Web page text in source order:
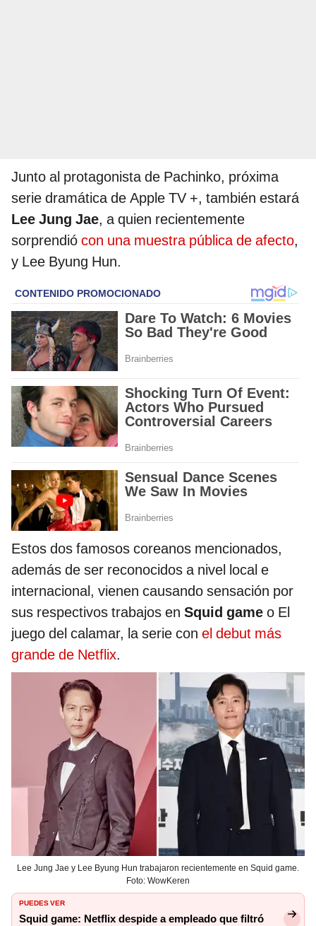
Junto al protagonista de Pachinko, próxima
serie dramática de Apple TV +, también estará
Lee Jung Jae, a quien recientemente
sorprendió con una muestra pública de afecto,
y Lee Byung Hun.
Estos dos famosos coreanos mencionados,
además de ser reconocidos a nivel local e
internacional, vienen causando sensación por
sus respectivos trabajos en Squid game o El
juego del calamar, la serie con el debut más
grande de Netflix.
Lee Jung Jae y Lee Byung Hun trabajaron recientemente en Squid game.
Foto: WowKeren
PUEDES VER
Squid game: Netflix despide a empleado que filtró